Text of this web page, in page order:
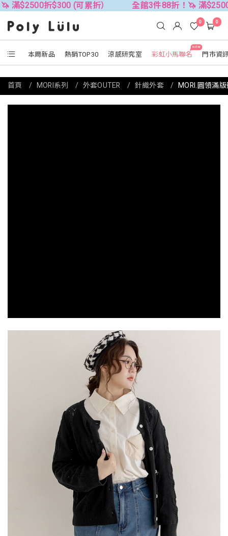
折$300 (可累折） 全館3件88折！🦄 滿$2500折$300 (
本周新品 熱銷TOP30 涼感研究室
NEW
彩虹小馬聯名 門市資
0 0
首頁 MORI系列 外套OUTER 針織外套 MORI.圓領滿